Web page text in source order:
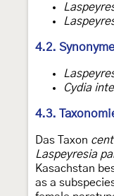
4.2. Synonyme
Cydia
4.3.
Das Taxon
Laspeyresia
Kasachstan
as a